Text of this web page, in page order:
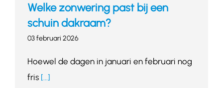
Welke zonwering past bij een
schuin dakraam?
03 februari 2026
Hoewel de dagen in januari en februari nog
fris[...]